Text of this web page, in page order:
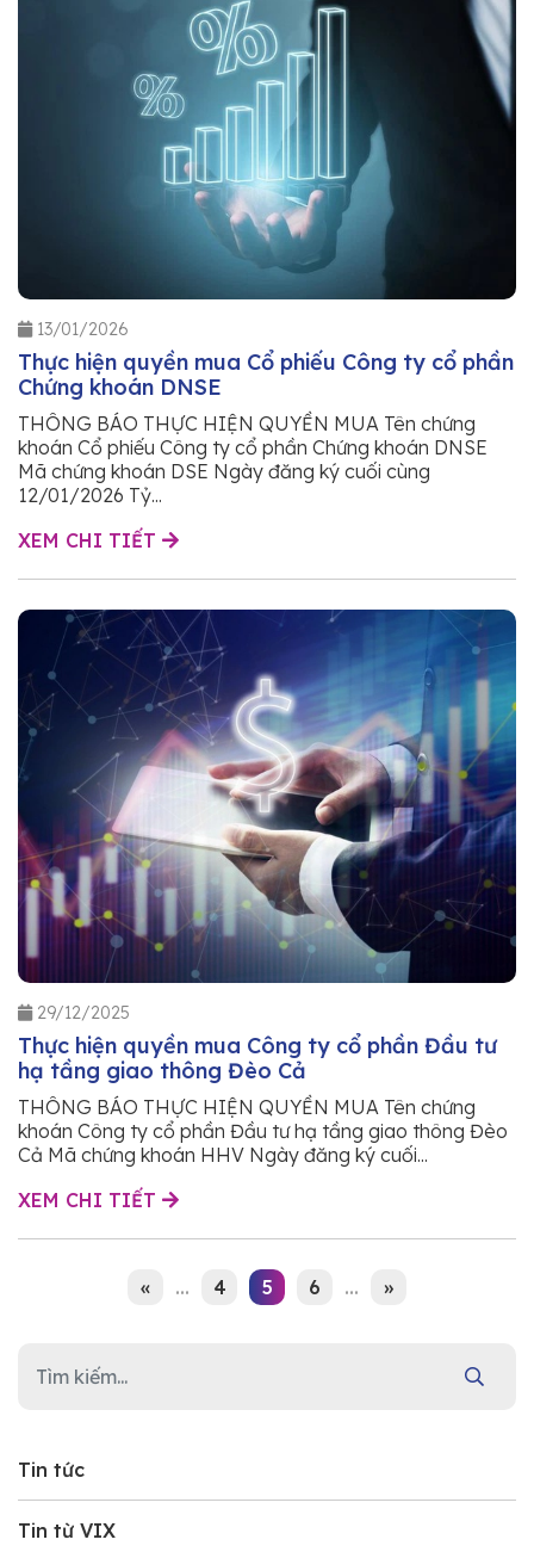
Tin tức
Tin từ VIX
13/01/2026
Thực hiện quyền mua Cổ phiếu Công ty cổ phần
Chứng khoán DNSE
THÔNG BÁO THỰC HIỆN QUYỀN MUA Tên chứng
khoán Cổ phiếu Công ty cổ phần Chứng khoán DNSE
Mã chứng khoán DSE Ngày đăng ký cuối cùng
12/01/2026 Tỷ...
XEM CHI TIẾT
29/12/2025
Thực hiện quyền mua Công ty cổ phần Đầu tư
hạ tầng giao thông Đèo Cả
THÔNG BÁO THỰC HIỆN QUYỀN MUA Tên chứng
khoán Công ty cổ phần Đầu tư hạ tầng giao thông Đèo
Cả Mã chứng khoán HHV Ngày đăng ký cuối...
XEM CHI TIẾT
« ... 4 5 6 ... »